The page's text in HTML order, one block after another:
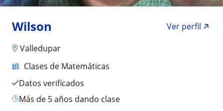
Wilson
Ver perfil
Valledupar
Clases de Matemáticas
Datos verificados
más de 5 años dando clase